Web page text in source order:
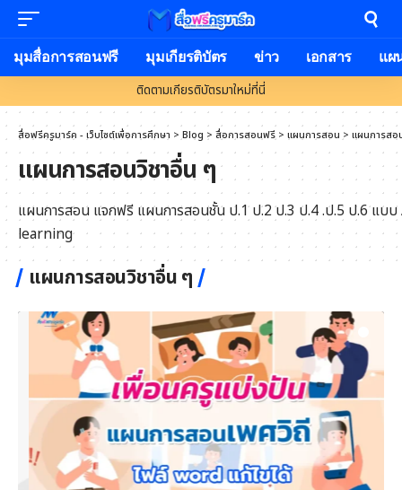
มุมสื่อการสอนฟรี มุมเกียรติบัตร ข่าว เอกสาร แผ
ติดตามเกียรติบัตรมาใหม่ที่นี่
สื่อฟรีครูมาร์ค - เว็บไซต์เพื่อการศึกษา >Blog > สื่อการสอนฟรี> แผนการสอน > แผนการสอ
แผนการสอนวิชาอื่น ๆ
แผนการสอน แจกฟรี แผนการสอนชั้น ป.1 ป.2 ป.3 ป.4 .ป.5 ป.6 แบ
learning
แผนการสอนวิชาอื่น ๆ